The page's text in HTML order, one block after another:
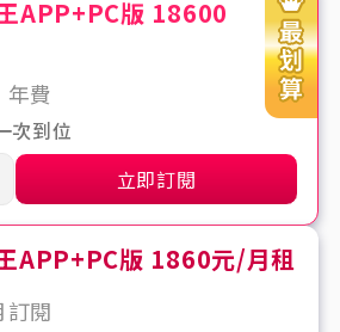
APP+PC版 18600
年費
次到位
立即訂閱
APP+PC版 1860元/月租
訂閱